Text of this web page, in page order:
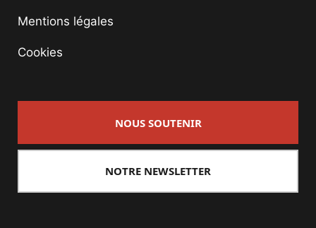
Mentions légales
Cookies
NOUS SOUTENIR
NOTRE NEWSLETTER